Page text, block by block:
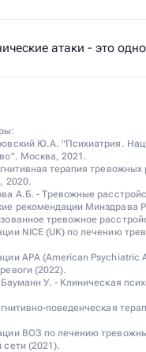
атаки - это
Ю.А. "Психиатрия.
Москва, 2021.
терапия тревожных
2020.
А.Б. - Тревожные
рекомендации Минздрава
тревожное
NICE (UK) по лечению
APA (American Psychiatric
(2022).
У. - Клиническая
поведенческая
ВОЗ по лечению
сети (2021).